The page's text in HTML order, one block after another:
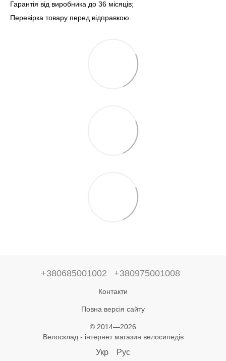
Гарантія від виробника до 36 місяців;
Перевірка товару перед відправкою.
+380685001002 +380975001008
Контакти
Повна версія сайту
© 2014—2026
Велосклад - інтернет магазин велосипедів
Укр Рус